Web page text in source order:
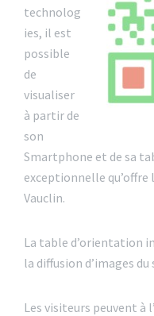
technolog
ies, il est
possible
de
visualiser
à partir de
son
Smartphone et de sa
exceptionnelle
Vauclin.
La table d’orientation
la diffusion d’images du
Les visiteurs peuvent à